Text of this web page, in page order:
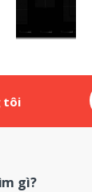
tôi
gì?